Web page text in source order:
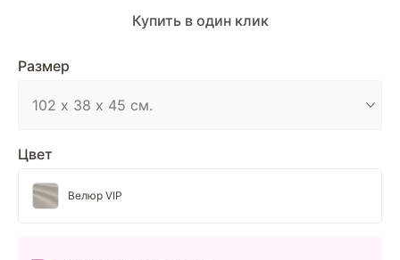
Размер
Цвет
Велюр VIP
Купить в один клик